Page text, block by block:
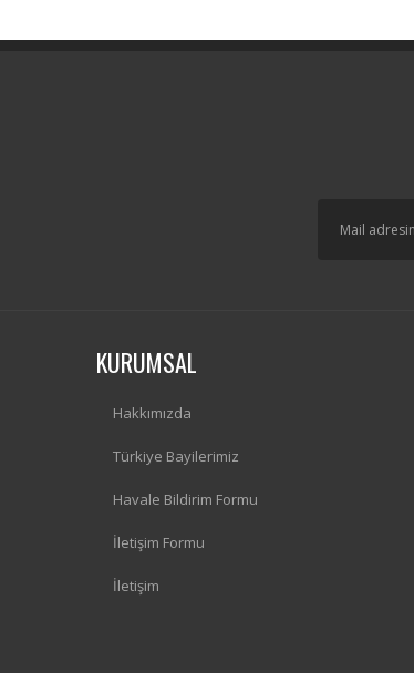
KURUMSAL
Hakkımızda
Türkiye Bayilerimiz
Havale Bildirim Formu
İletişim Formu
İletişim